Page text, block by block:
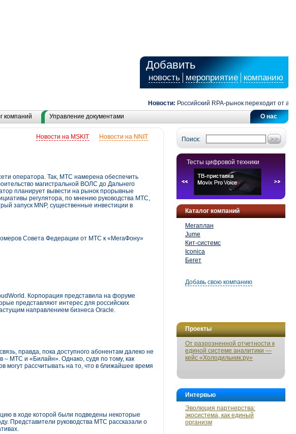
Добавить
новость мероприятие компанию
Новости: Российский RPA-рынок переходит от
О нас
компаний Управление документами
Поиск:
Тесты цифровой техники
Каталог компаний
Мегаплан
Jume
Кит-системс
Iconica
Бегет
Добавь свою компанию
Проекты
От разрозненной отчетности к
единой системе аналитики —
кейс «Холодильник.ру»
Интервью
Эволюция партнерства:
экосистема, как единый
организм
Новости на NNIT
Новости на MSKIT
оператора. Так, МТС намерена обеспечить
магистральной ВОЛС до Дальнего
планирует вывести на рынок прорывные
регулятора, по мнению руководства МТС,
запуск MNP, существенные инвестиции в
Совета Федерации от МТС к «МегаФону»
Корпорация представила на форуме
представляют интерес для российских
направлением бизнеса Oracle.
правда, пока доступного абонентам далеко не
– МТС и «Билайн». Однако, судя по тому, как
могут рассчитывать на то, что в ближайшее время
в ходе которой были подведены некоторые
Представители руководства МТС рассказали о